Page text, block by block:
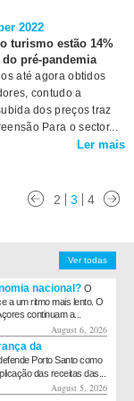
2022
turismo estão 14%
pré-pandemia
até agora obtidos
contudo a
dos preços traz
Para o sector...
Ler mais
2 3 4
Ver todas
nacional? O
a um ritmo mais lento. O
continuam a...
August 6, 2026
da
Porto Santo como
das receitas das...
August 5, 2026